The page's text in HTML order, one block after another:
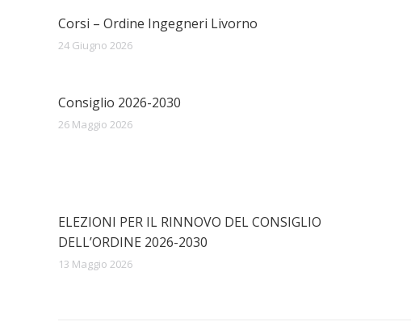
Corsi – Ordine Ingegneri Livorno
24 Giugno 2026
Consiglio 2026-2030
26 Maggio 2026
ELEZIONI PER IL RINNOVO DEL CONSIGLIO
DELL’ORDINE 2026-2030
13 Maggio 2026